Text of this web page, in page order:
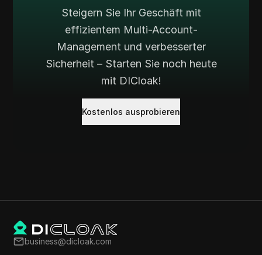
Steigern Sie Ihr Geschäft mit
effizientem Multi-Account-
Management und verbesserter
Sicherheit – Starten Sie noch heute
mit DICloak!
Kostenlos ausprobieren
business@dicloak.com